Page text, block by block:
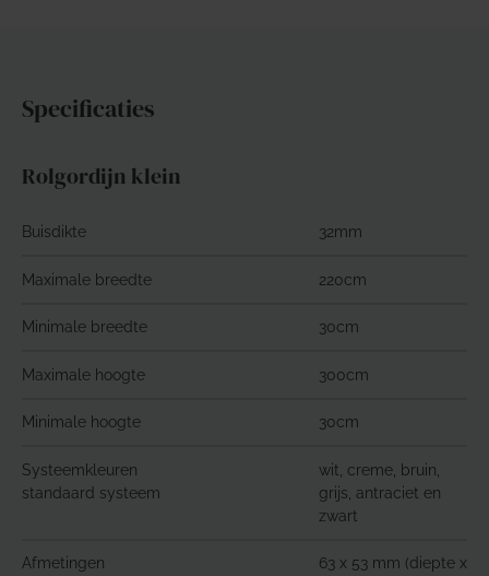
Specificaties
Rolgordijn klein
Buisdikte 32mm
Maximale breedte 220cm
Minimale breedte 30cm
Maximale hoogte 300cm
Minimale hoogte 30cm
Systeemkleuren
standaard systeem
wit, creme, bruin,
grijs, antraciet en
zwart
Afmetingen
63 x 53 mm (diepte x